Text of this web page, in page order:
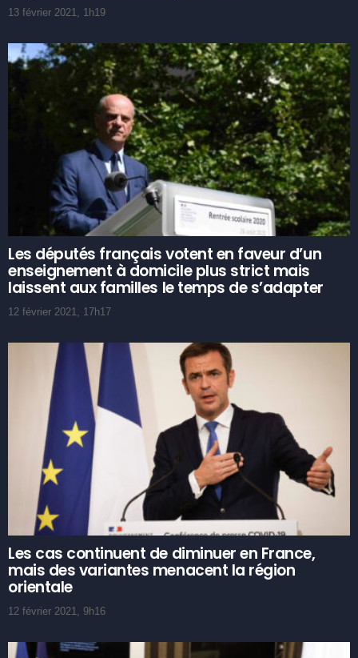
13 février 2021, 1h19
Les députés français votent en faveur d’un
enseignement à domicile plus strict mais
laissent aux familles le temps de s’adapter
12 février 2021, 17h17
Les cas continuent de diminuer en France,
mais des variantes menacent la région
orientale
12 février 2021, 9h16